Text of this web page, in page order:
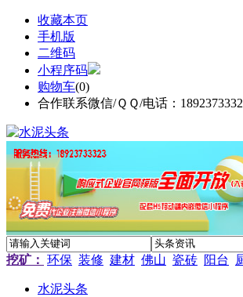
收藏本页
手机版
二维码
小程序码
购物车(0)
合作联系微信/ＱＱ/电话：
挖矿： 环保 装修 建材 佛山 瓷砖 阳台
水泥头条